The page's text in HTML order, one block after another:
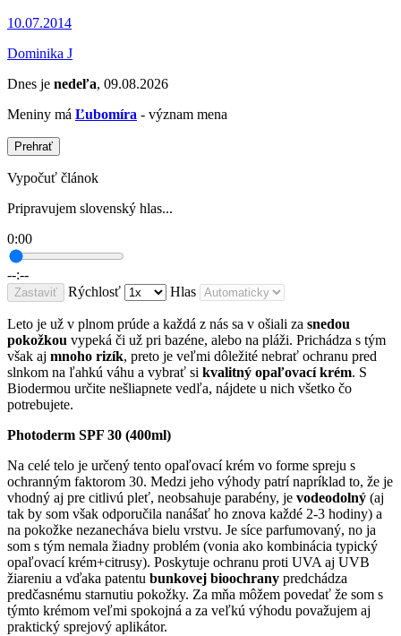
10.07.2014
Dominika J
Dnes je nedeľa, 09.08.2026
Meniny má Ľubomíra - význam mena
Prehrať
Vypočuť článok
Pripravujem slovenský hlas...
0:00
--:--
Zastaviť Rýchlosť Hlas
Leto je už v plnom prúde a každá z nás sa v ošiali za snedou
pokožkou vypeká či už pri bazéne, alebo na pláži. Prichádza s tým
však aj mnoho rizík, preto je veľmi dôležité nebrať ochranu pred
slnkom na ľahkú váhu a vybrať si kvalitný opaľovací krém. S
Biodermou určite nešliapnete vedľa, nájdete u nich všetko čo
potrebujete.
Photoderm SPF 30 (400ml)
Na celé telo je určený tento opaľovací krém vo forme spreju s
ochranným faktorom 30. Medzi jeho výhody patrí napríklad to, že je
vhodný aj pre citlivú pleť, neobsahuje parabény, je vodeodolný (aj
tak by som však odporučila nanášať ho znova každé 2-3 hodiny) a
na pokožke nezanecháva bielu vrstvu. Je síce parfumovaný, no ja
som s tým nemala žiadny problém (vonia ako kombinácia typický
opaľovací krém+citrusy). Poskytuje ochranu proti UVA aj UVB
žiareniu a vďaka patentu bunkovej bioochrany predchádza
predčasnému starnutiu pokožky. Za mňa môžem povedať že som s
týmto krémom veľmi spokojná a za veľkú výhodu považujem aj
praktický sprejový aplikátor.